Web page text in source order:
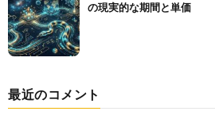
の現実的な期間と単価
最近のコメント